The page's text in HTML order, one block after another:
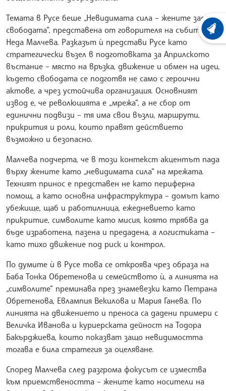
Темата в Русе беше „Невидимата сила – жените зад
свободата“, представена от говорителя на събитието
Неда Малчева. Разказът ѝ представи Русе като
стратегически възел в подготовката за Априлското
въстание – място на връзка, движение и обмен на идеи,
където свободата се подготвя не само с героични
актове, а чрез устойчива организация. Основният
извод е, че революцията е „мрежа“, а не сбор от
единични подвизи – тя има свои възли, маршрути,
прикрития и роли, които правят действието
възможно и безопасно.
Малчева подчерта, че в този контекст акцентът пада
върху жените като „невидимата сила“ на мрежата.
Техният принос е представен не като периферна
помощ, а като основна инфраструктура – домът като
убежище, щаб и работилница, ежедневието като
прикритие, символите като мисия, която трябва да
бъде изработена, пазена и предадена, а логистиката –
като тихо движение под риск и контрол.
По думите ѝ в Русе това се откроява чрез образа на
Баба Тонка Обретенова и семейството ѝ, а линията на
„символите“ преминава през знамевезки като Петрана
Обретенова, Евлампия Векилова и Мария Ганева. По
линията на движението и преноса са дадени примери с
Величка Иванова и куриерската дейност на Тодора
Бакърджиева, които показват защо невидимостта
тогава е била стратегия за оцеляване.
Според Малчева след разгрома фокусът се измества
към приемствеността – жените като носители на